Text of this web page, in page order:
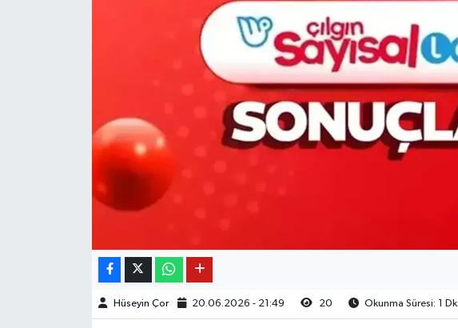
Hüseyin Çor 20.06.2026 - 21:49 20 Okunma Süresi: 1 Dk